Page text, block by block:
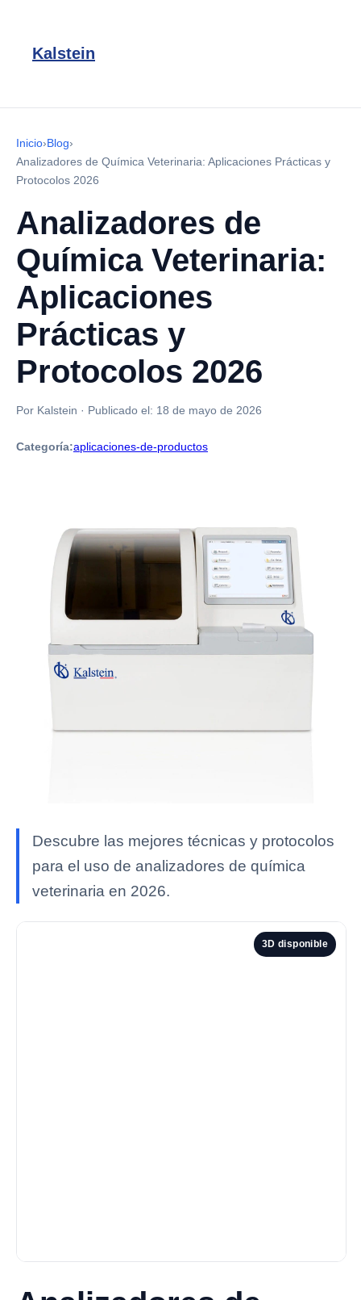
Kalstein
Inicio›Blog›
Analizadores de Química Veterinaria: Aplicaciones Prácticas y
Protocolos 2026
Analizadores de
Química Veterinaria:
Aplicaciones
Prácticas y
Protocolos 2026
Por Kalstein · Publicado el: 18 de mayo de 2026
Categoría:aplicaciones-de-productos
Descubre las mejores técnicas y protocolos
para el uso de analizadores de química
veterinaria en 2026.
3D disponible